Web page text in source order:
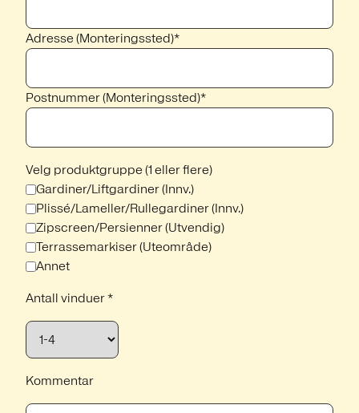
Adresse (Monteringssted)*
Postnummer (Monteringssted)*
Velg produktgruppe (1 eller flere)
Gardiner/Liftgardiner (Innv.)
Plissé/Lameller/Rullegardiner (Innv.)
Zipscreen/Persienner (Utvendig)
Terrassemarkiser (Uteområde)
Annet
Antall vinduer *
Kommentar